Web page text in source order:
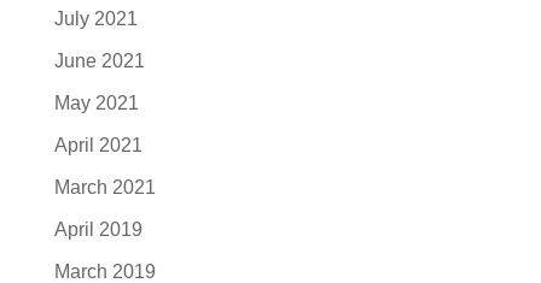
July 2021
June 2021
May 2021
April 2021
March 2021
April 2019
March 2019